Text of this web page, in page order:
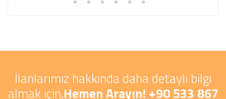
İlanlarımız hakkında daha detaylı bilgi
almak için,Hemen Arayın! +90 533 867